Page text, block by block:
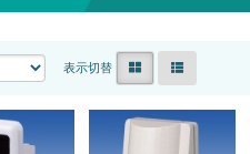
表示切替